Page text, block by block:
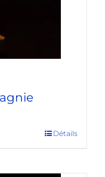
Détails